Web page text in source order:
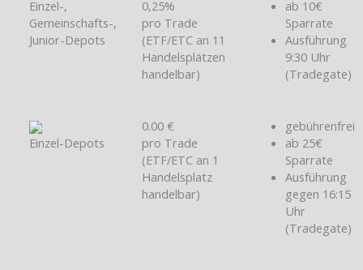
Einzel-,
Gemeinschafts-,
Junior-Depots
0,25%
pro Trade
(ETF/ETC an 11
Handelsplätzen
handelbar)
ab 10€
Sparrate
Ausführung
9:30 Uhr
(Tradegate)
Einzel-Depots
0.00 €
pro Trade
(ETF/ETC an 1
Handelsplatz
handelbar)
gebührenfrei
ab 25€
Sparrate
Ausführung
gegen 16:15
Uhr
(Tradegate)